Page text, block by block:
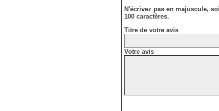
N'écrivez pas en majuscule,
100 caractères.
Titre de votre avis
Votre avis